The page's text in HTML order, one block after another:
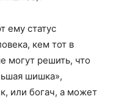
ему статус
кем тот в
могут решить, что
шишка»,
или богач, а может